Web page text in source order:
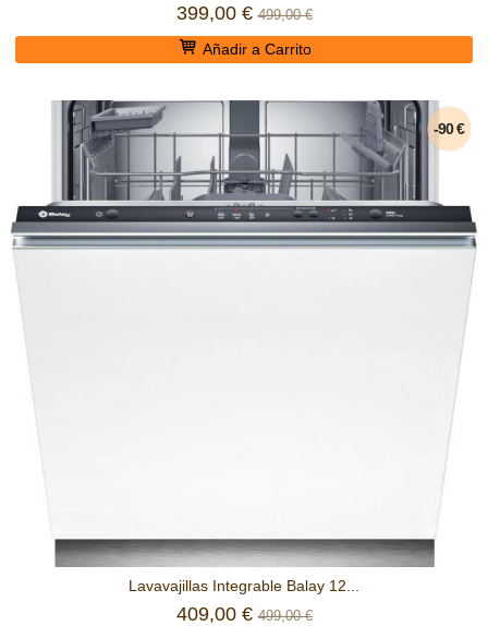
399,00 €499,00 €
Añadir a Carrito
-90 €
Lavavajillas Integrable Balay 12...
409,00 €499,00 €